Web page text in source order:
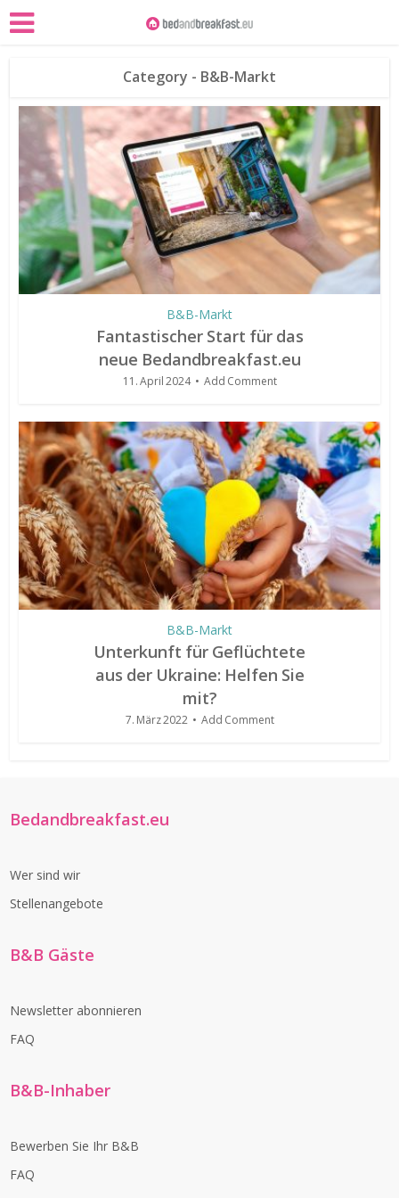
Category - B&B-Markt
B&B-Markt
Fantastischer Start für das
neue Bedandbreakfast.eu
11. April 2024 Add Comment
B&B-Markt
Unterkunft für Geflüchtete
aus der Ukraine: Helfen Sie
mit?
7. März 2022 Add Comment
Bedandbreakfast.eu
Wer sind wir
Stellenangebote
B&B Gäste
Newsletter abonnieren
FAQ
B&B-Inhaber
Bewerben Sie Ihr B&B
FAQ